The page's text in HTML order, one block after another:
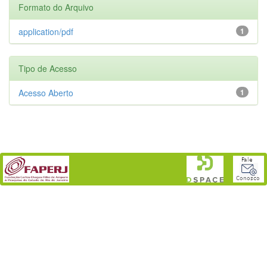
Formato do Arquivo
1
application/pdf
Tipo de Acesso
1
Acesso Aberto